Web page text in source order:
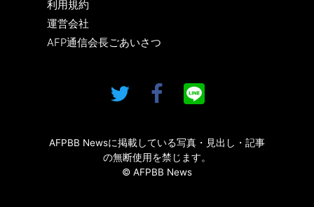
利用規約
運営会社
AFP通信会長ごあいさつ
AFPBB Newsに掲載している写真・見出し・記事
の無断使用を禁じます。
© AFPBB News